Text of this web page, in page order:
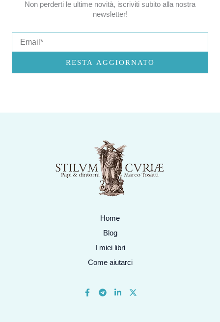
Non perderti le ultime novità, iscriviti subito alla nostra
newsletter!
RESTA AGGIORNATO
Home
Blog
I miei libri
Come aiutarci